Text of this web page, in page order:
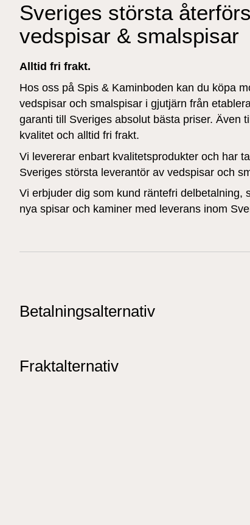
Sveriges största
vedspisar & smalspisar
Alltid fri frakt.
Hos oss på Spis & Kaminboden kan du köpa
vedspisar och smalspisar i gjutjärn från
garanti till Sveriges absolut bästa priser. Även
kvalitet och alltid fri frakt.
Vi levererar enbart kvalitetsprodukter och har
Sveriges största leverantör av vedspisar och
Vi erbjuder dig som kund räntefri delbetalning,
nya spisar och kaminer med leverans inom
Betalningsalternativ
Fraktalternativ